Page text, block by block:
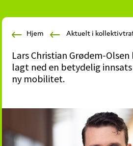
kollektivtrafikk-
mobilitetstjenester
Hjem Aktuelt i
Lars Christian Grødem-
lagt ned en betydelig
ny mobilitet.